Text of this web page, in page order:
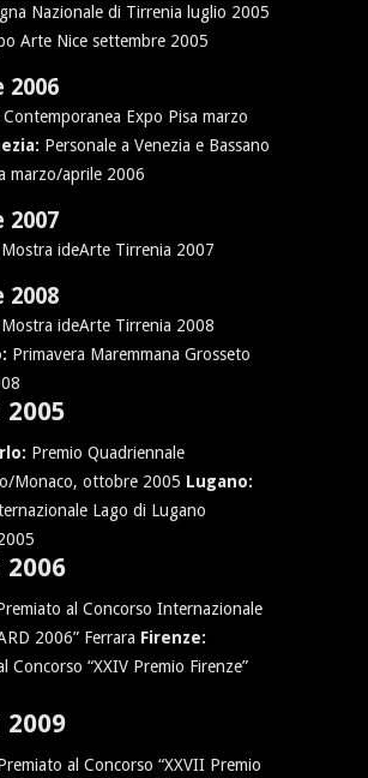
Nazionale di Tirrenia luglio 2005
Arte Nice settembre 2005
2006
Expo Pisa marzo
Personale a Venezia e Bassano
marzo/aprile 2006
2007
Mostra ideArte Tirrenia 2007
2008
Mostra ideArte Tirrenia 2008
Primavera Maremmana Grosseto
Premio Quadriennale
Monaco, ottobre 2005 Lugano:
Lago di Lugano
al Concorso Internazionale
2006” Ferrara Firenze:
Concorso “XXIV Premio Firenze”
al Concorso “XXVII Premio